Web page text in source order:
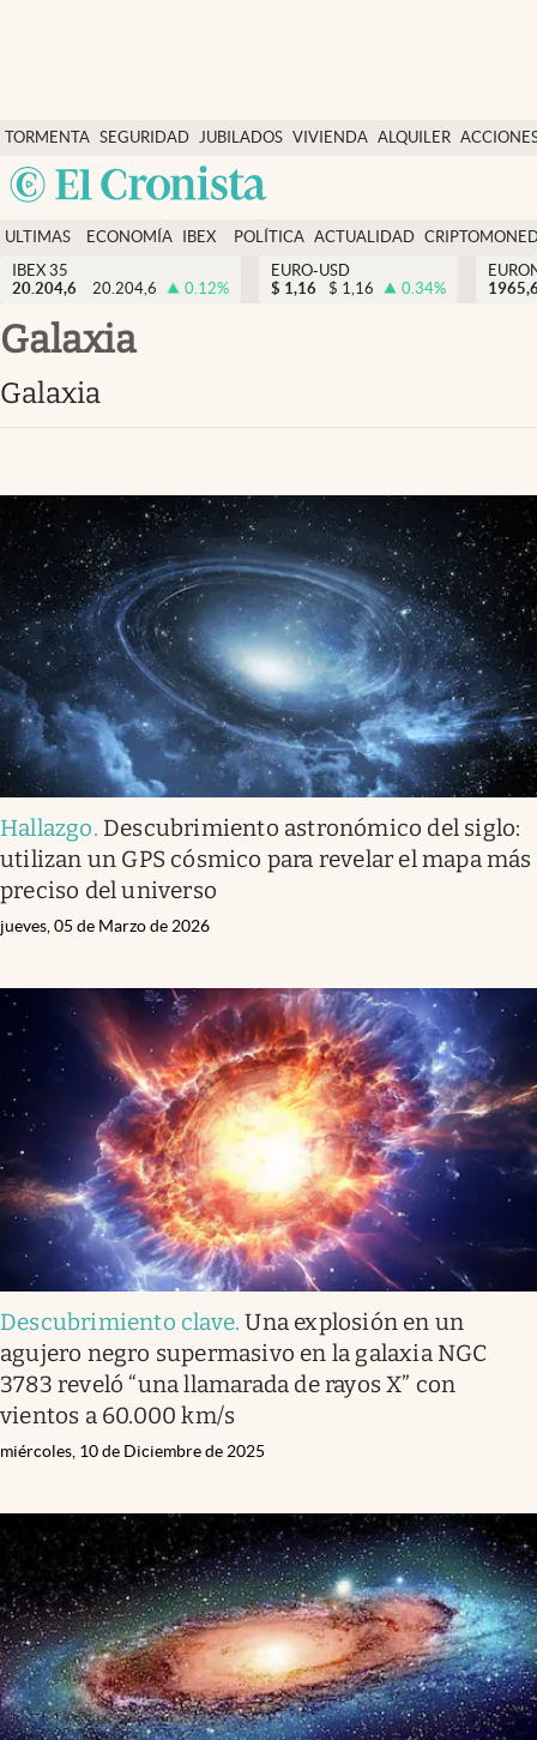
TORMENTA SEGURIDAD
SOCIAL
JUBILADOS VIVIENDA ALQUILER
USA
Economía y finanzas
Política
Actualidad
Criptomonedas
España
ULTIMAS
NOTICIAS
ECONOMÍA
FINANZAS
IBEX
EURO
POLÍTICA ACTUALIDAD
IBEX 35
20.204,6
20.204,6 0.12%
EURO-USD
$ 1,16 $ 1,16 0.34%
galaxia
galaxia
Hallazgo. Descubrimiento astronómico del siglo:
utilizan un GPS cósmico para revelar el mapa más
preciso del universo
jueves, 05 de Marzo de 2026
Descubrimiento clave.Una explosión en un
agujero negro supermasivo en la galaxia NGC
3783 reveló “una llamarada de rayos X” con
vientos a 60.000 km/s
miércoles, 10 de Diciembre de 2025